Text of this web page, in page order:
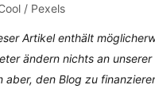
/ Pexels
Artikel enthält
ändern nichts an unserer
aber, den Blog zu